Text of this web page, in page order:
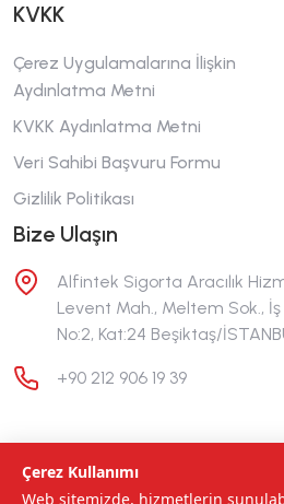
KVKK
Çerez Uygulamalarına İlişkin
Aydınlatma Metni
KVKK Aydınlatma Metni
Veri Sahibi Başvuru Formu
Gizlilik Politikası
Bize Ulaşın
Alfintek Sigorta Aracılık
Levent Mah., Meltem Sok., İş
No:2, Kat:24 Beşiktaş/
+90 212 906 19 39